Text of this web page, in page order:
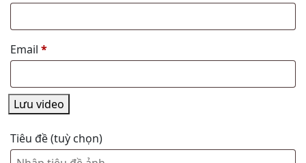
Email *
Lưu video
Tiêu đề(tuỳ chọn)